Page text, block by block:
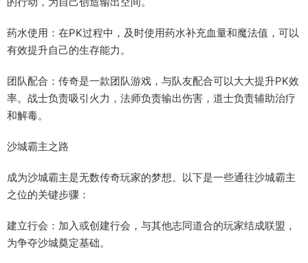
药水使用：在PK过程中，及时使用药水补充血量和魔法值，可以
有效提升自己的生存能力。
团队配合：传奇是一款团队游戏，与队友配合可以大大提升PK效
率。战士负责吸引火力，法师负责输出伤害，道士负责辅助治疗
和解毒。
沙城霸主之路
成为沙城霸主是无数传奇玩家的梦想。以下是一些通往沙城霸主
之位的关键步骤：
建立行会：加入或创建行会，与其他志同道合的玩家结成联盟，
为争夺沙城奠定基础。